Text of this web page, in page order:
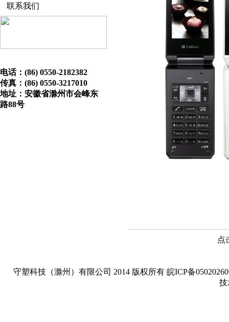
联系我们
电话：(86) 0550-2182382
传真：(86) 0550-3217010
地址：安徽省滁州市会峰东
路88号
点
守塑科技（滁州）有限公司 2014 版权所有 皖ICP备05020260
技